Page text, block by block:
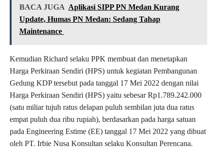
BACA JUGA Aplikasi SIPP PN Medan Kurang
Update, Humas PN Medan: Sedang Tahap
Maintenance
Kemudian Richard selaku PPK membuat dan menetapkan
Harga Perkiraan Sendiri (HPS) untuk kegiatan Pembangunan
Gedung KDP tersebut pada tanggal 17 Mei 2022 dengan nilai
Harga Perkiraan Sendiri (HPS) yaitu sebesar Rp1.789.242.000
(satu miliar tujuh ratus delapan puluh sembilan juta dua ratus
empat puluh dua ribu rupiah), berdasarkan pada harga satuan
pada Engineering Estime (EE) tanggal 17 Mei 2022 yang dibuat
oleh PT. Irbie Nusa Konsultan selaku Konsultan Perencana.